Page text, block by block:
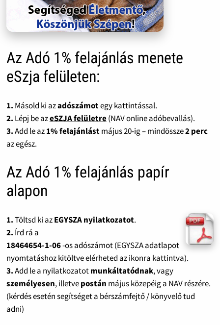
Az Adó 1% felajánlás menete
eSzja felületen:
1. Másold ki azadószámotegy kattintással.
2. Lépj be azeSZJA felületre(NAV online adóbevallás).
3.Add le az1% felajánlástmájus 20-ig – mindössze2 perc
az egész.
Az Adó 1% felajánlás papír
alapon
1.Töltsd ki azEGYSZA nyilatkozatot.
2. Írd rá a
18464654-1-06-os adószámot (EGYSZA adatlapot
nyomtatáshoz kitöltve elérheted az ikonra kattintva).
3.Add le a nyilatkozatotmunkáltatódnak, vagy
személyesen, illetvepostán május közepéig a NAV részére.
(kérdés esetén segítséget a bérszámfejtő / könyvelő tud
adni)